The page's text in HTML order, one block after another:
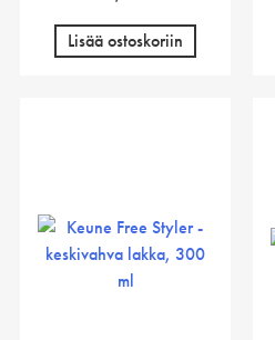
Lisää ostoskoriin